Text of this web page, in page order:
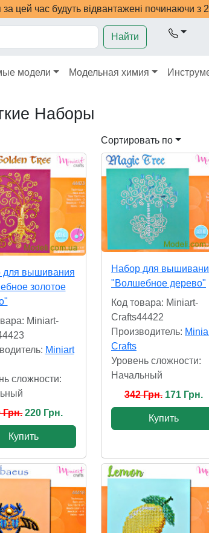
цей час будуть відвантажені починаючи з
Найти
модели Модельная химия
Наборы
Сортировать по
для вышивания
золотое
Miniart-
Miniart
сложности:
Грн. 220 Грн.
Купить
Набор для
"Волшебное дерево"
Код товара: Miniart-
Crafts44422
Производитель:
Crafts
Уровень сложности:
Начальный
342 Грн. 171 Грн.
Купить